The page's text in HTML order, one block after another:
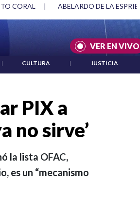
Y DMG | ACUERDOS ENTRE
VER EN VIVO
| CULTURA | JUSTICIA
PIX a
no sirve’
la lista OFAC,
es un “mecanismo